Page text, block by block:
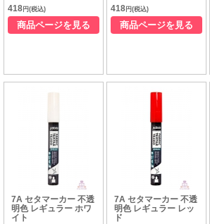
418 円(税込)
商品ページを見る
418円(税込)
商品ページを見る
7A セタマーカー 不透
明色 レギュラー ホワ
イト
7A セタマーカー 不透
明色 レギュラー レッ
ド